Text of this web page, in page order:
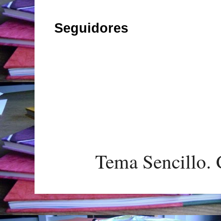
Seguidores
Tema